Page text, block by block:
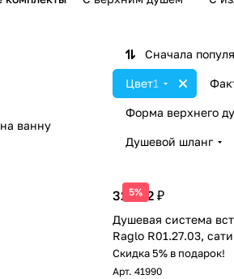
Сначала
Цвет1
Форма верхнего
Душевой шланг
5%
32 562 ₽
Душевая система
Raglo R01.27.03,
Скидка 5% в подарок!
Арт. 41990
ванну